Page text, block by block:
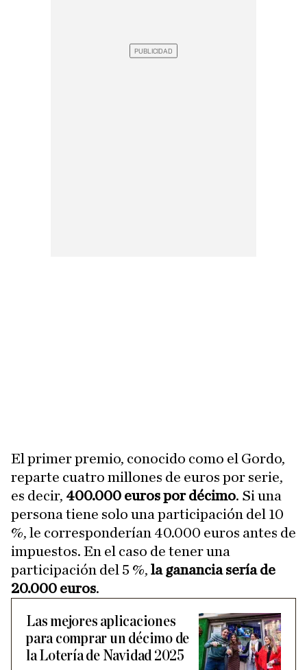
El primer premio, conocido como el Gordo,
reparte cuatro millones de euros por serie,
es decir, 400.000 euros por décimo. Si una
persona tiene solo una participación del 10
%, le corresponderían 40.000 euros antes de
impuestos. En el caso de tener una
participación del 5 %, la ganancia sería de
20.000 euros.
Las mejores aplicaciones
para comprar un décimo de
la Lotería de Navidad 2025